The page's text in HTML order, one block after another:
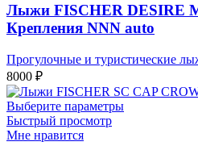
Лыжи FISCHER DESIRE
Крепления NNN auto
Прогулочные и туристические
8000 ₽
Выберите параметры
Быстрый просмотр
Мне нравится